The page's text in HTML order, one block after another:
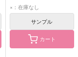
×：在庫なし
サンプル
カート